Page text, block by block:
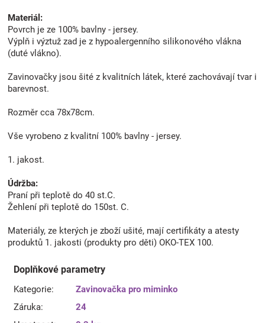
Materiál:
Povrch je ze 100% bavlny - jersey.
Výplň i výztuž zad je z hypoalergenního silikonového vlákna
(duté vlákno).
Zavinovačky jsou šité z kvalitních látek, které zachovávají tvar i
barevnost.
Rozměr cca 78x78cm.
Vše vyrobeno z kvalitní 100% bavlny - jersey.
1. jakost.
Údržba:
Praní při teplotě do 40 st.C.
Žehlení při teplotě do 150st. C.
Materiály, ze kterých je zboží ušité, mají certifikáty a atesty
produktů 1. jakosti (produkty pro děti) OKO-TEX 100.
Doplňkové parametry
Kategorie:
Zavinovačka pro miminko
Záruka:
24